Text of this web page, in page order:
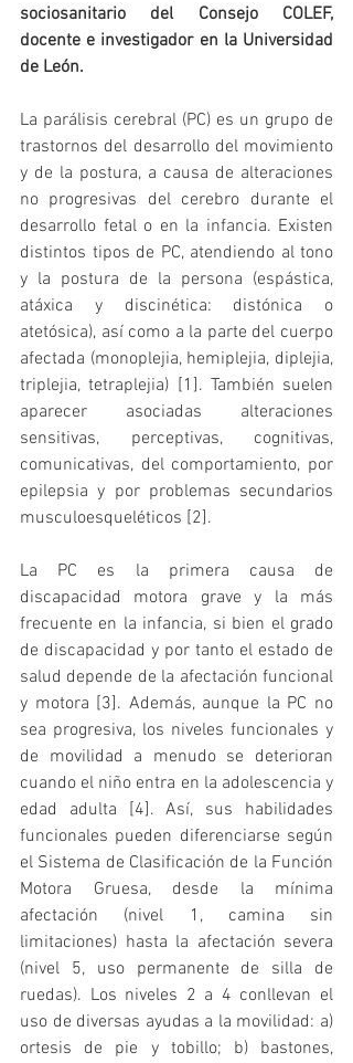
sociosanitario del Consejo COLEF,
docente e investigador en la Universidad
de León.
La parálisis cerebral (PC) es un grupo de
trastornos del desarrollo del movimiento
y de la postura, a causa de alteraciones
no progresivas del cerebro durante el
desarrollo fetal o en la infancia. Existen
distintos tipos de PC, atendiendo al tono
y la postura de la persona (espástica,
atáxica y discinética: distónica o
atetósica), así como a la parte del cuerpo
afectada (monoplejia, hemiplejia, diplejia,
triplejia, tetraplejia) [1]. También suelen
aparecer asociadas alteraciones
sensitivas, perceptivas, cognitivas,
comunicativas, del comportamiento, por
epilepsia y por problemas secundarios
musculoesqueléticos [2].
La PC es la primera causa de
discapacidad motora grave y la más
frecuente en la infancia, si bien el grado
de discapacidad y por tanto el estado de
salud depende de la afectación funcional
y motora [3]. Además, aunque la PC no
sea progresiva, los niveles funcionales y
de movilidad a menudo se deterioran
cuando el niño entra en la adolescencia y
edad adulta [4]. Así, sus habilidades
funcionales pueden diferenciarse según
el Sistema de Clasificación de la Función
Motora Gruesa, desde la mínima
afectación (nivel 1, camina sin
limitaciones) hasta la afectación severa
(nivel 5, uso permanente de silla de
ruedas). Los niveles 2 a 4 conllevan el
uso de diversas ayudas a la movilidad: a)
ortesis de pie y tobillo; b) bastones,